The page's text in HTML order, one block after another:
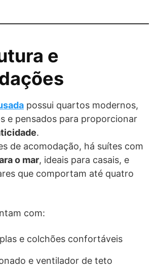
e
possui quartos modernos,
e pensados para proporcionar
.
de acomodação, há suítes com
o mar, ideais para casais, e
que comportam até quatro
com:
e colchões confortáveis
e ventilador de teto